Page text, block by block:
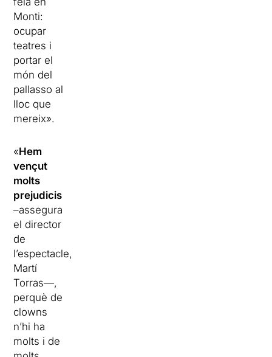
Monti:
ocupar
teatres i
portar el
món del
pallasso al
lloc que
mereix».
«Hem
vençut
molts
prejudicis
–assegura
el director
de
l’espectacle,
Martí
Torras—,
perquè de
clowns
n’hi ha
molts i de